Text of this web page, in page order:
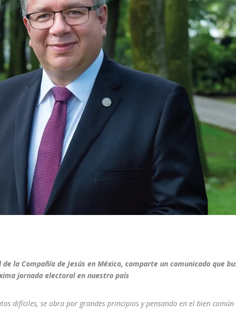
la Compañía de Jesús en México, comparte un comunicado que
jornada electoral en nuestro país
difíciles, se obra por grandes principios ypensando en el bien común